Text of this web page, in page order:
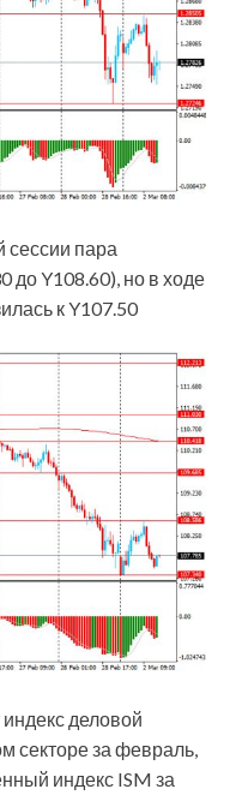
сессии пара
до Y108.60), но в ходе
к Y107.50
деловой
секторе за февраль,
индекс ISM за